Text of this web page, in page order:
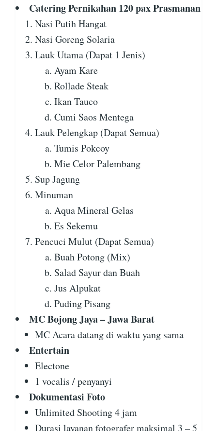
Catering Pernikahan 120 pax Prasmanan
Nasi Putih Hangat
Nasi Goreng Solaria
Lauk Utama (Dapat 1 Jenis)
Ayam Kare
Rollade Steak
Ikan Tauco
Cumi Saos Mentega
Lauk Pelengkap (Dapat Semua)
Tumis Pokcoy
Mie Celor Palembang
Sup Jagung
Minuman
Aqua Mineral Gelas
Es Sekemu
Pencuci Mulut (Dapat Semua)
Buah Potong (Mix)
Salad Sayur dan Buah
Jus Alpukat
Puding Pisang
MC Bojong Jaya – Jawa Barat
MC Acara datang di waktu yang sama
Entertain
Electone
1 vocalis / penyanyi
Dokumentasi Foto
Unlimited Shooting 4 jam
Durasi layanan fotografer maksimal 3 – 5